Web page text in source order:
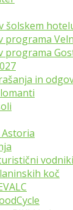
šolskem
programa
programa
in
vodniki
koč